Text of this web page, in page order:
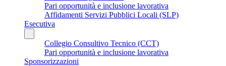
Pari opportunità e inclusione lavorativa
Affidamenti Servizi Pubblici Locali (SLP)
Esecutiva
Collegio Consultivo Tecnico (CCT)
Pari opportunità e inclusione lavorativa
Sponsorizzazioni